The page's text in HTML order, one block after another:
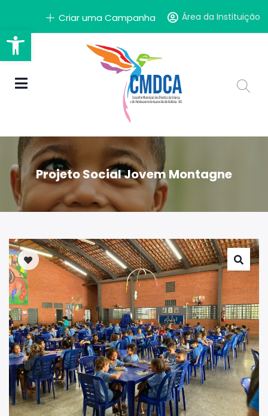
Barra de Ferramentas
Área da Instituição
Criar uma Campanha
Projeto Social Jovem Montagne